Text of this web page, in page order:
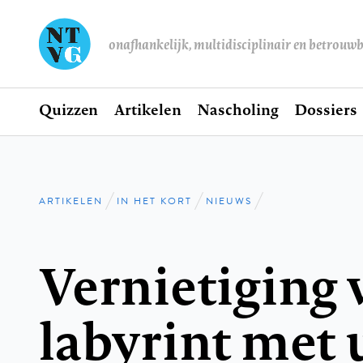
onafhankelijk, multidisciplinair en
Hoofdnavigatie
Home
Quizzen Artikelen Nascholing Dossiers
Kruimelpad
ARTIKELEN IN HET KORT NIEUWS
Vernietiging
labyrint met